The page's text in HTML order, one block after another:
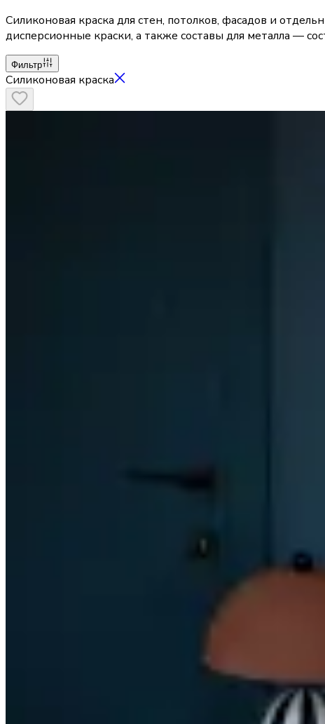
Силиконовая краска для стен, потолков, фасадов и
дисперсионные краски, а также составы для металла —
Фильтр
Силиконовая краска